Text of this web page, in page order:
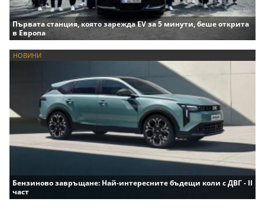
Първата станция, която зарежда EV за 5 минути, беше открита
в Европа
НОВИНИ
Бензиново завръщане: Най-интересните бъдещи коли с ДВГ - II
част